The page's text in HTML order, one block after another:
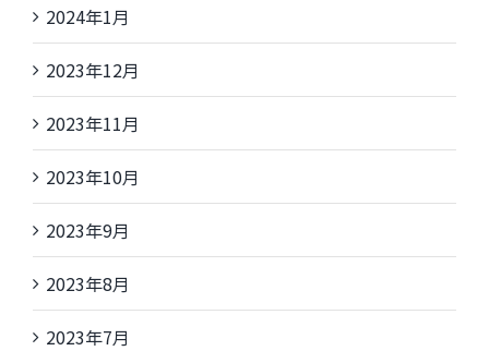
2024年1月
2023年12月
2023年11月
2023年10月
2023年9月
2023年8月
2023年7月